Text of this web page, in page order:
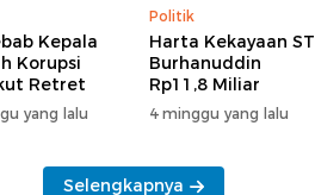
Kepala
Korupsi
Retret
yang lalu
Politik
Harta Kekayaan ST
Burhanuddin
Rp11,8 Miliar
4 minggu yang lalu
Selengkapnya